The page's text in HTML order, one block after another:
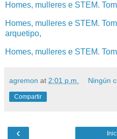
Homes, mulleres e STEM.
Homes, mulleres e STEM.
arquetipo,
Homes, mulleres e STEM.
agremon at 2:01 p.m. Ningún
Compartir
‹